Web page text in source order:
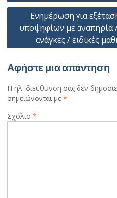
Ενημέρωση για
υποψηφίων με αναπηρία /
ανάγκες / ειδικές
Αφήστε μια απάντηση
Η ηλ. διεύθυνση σας δεν
σημειώνονται με *
Σχόλιο *